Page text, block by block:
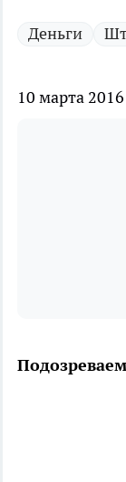
Деньги
10 марта 2016